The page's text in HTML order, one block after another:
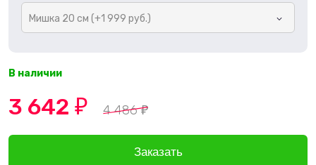
Мишка 20 см (+1 999 руб.)
В наличии
3 642 ₽ 4 486₽